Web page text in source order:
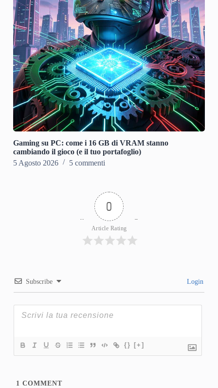
Gaming su PC: come i 16 GB di VRAM stanno
cambiando il gioco (e il tuo portafoglio)
5 Agosto 2026
5 commenti
0
Article Rating
Subscribe Login
{} [+]
1 COMMENT